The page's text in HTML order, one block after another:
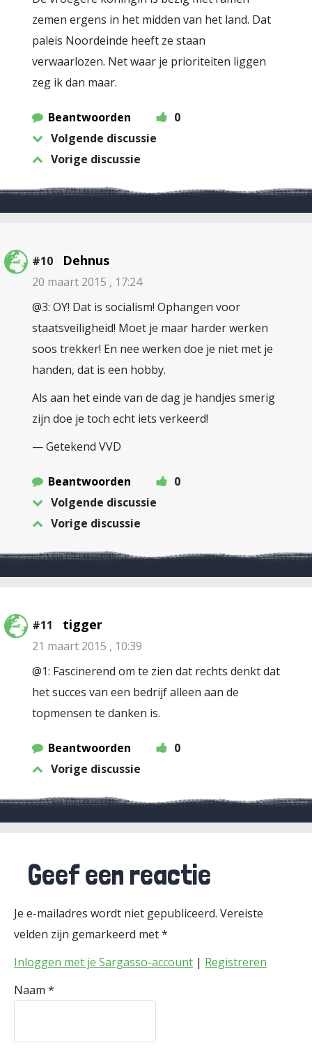
zemen ergens in het midden van het land. Dat
paleis Noordeinde heeft ze staan
verwaarlozen. Net waar je prioriteiten liggen
zeg ik dan maar.
Beantwoorden
0
Volgende discussie
Vorige discussie
#10 Dehnus
20 maart 2015 , 17:24
@3: OY! Dat is socialism! Ophangen voor
staatsveiligheid! Moet je maar harder werken
soos trekker! En nee werken doe je niet met je
handen, dat is een hobby.
Als aan het einde van de dag je handjes smerig
zijn doe je toch echt iets verkeerd!
— Getekend VVD
Beantwoorden
0
Volgende discussie
Vorige discussie
#11 tigger
21 maart 2015 , 10:39
@1: Fascinerend om te zien dat rechts denkt dat
het succes van een bedrijf alleen aan de
topmensen te danken is.
Beantwoorden
0
Vorige discussie
Geef een reactie
Je e-mailadres wordt niet gepubliceerd. Vereiste
velden zijn gemarkeerd met*
Inloggen met je Sargasso-account | Registreren
Naam *